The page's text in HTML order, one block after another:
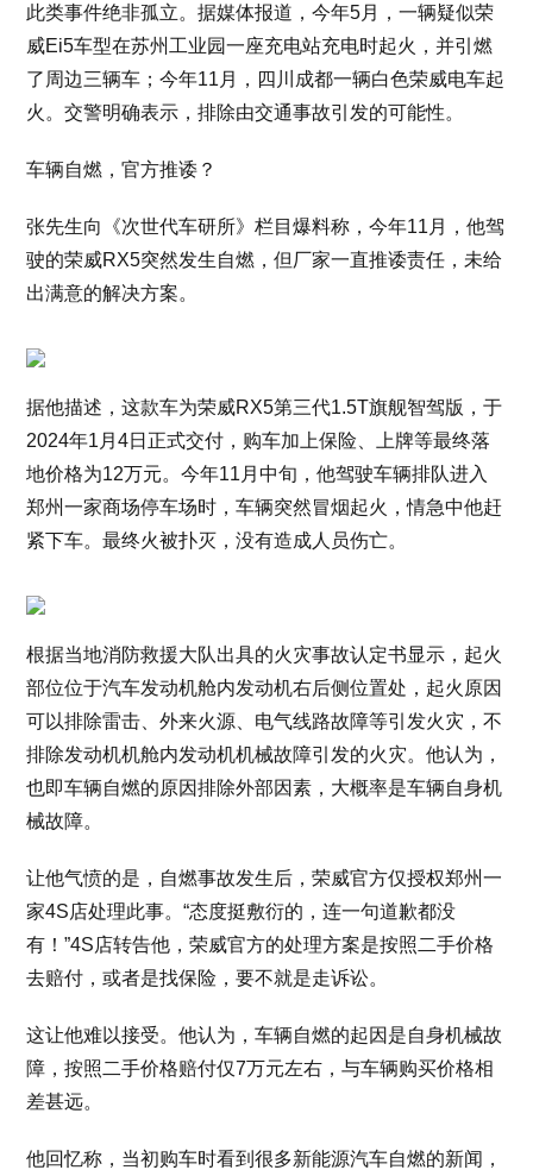
此类事件绝非孤立。据媒体报道，今年5月，一辆疑似荣
威Ei5车型在苏州工业园一座充电站充电时起火，并引燃
了周边三辆车；今年11月，四川成都一辆白色荣威电车起
火。交警明确表示，排除由交通事故引发的可能性。
车辆自燃，官方推诿？
张先生向《次世代车研所》栏目爆料称，今年11月，他驾
驶的荣威RX5突然发生自燃，但厂家一直推诿责任，未给
出满意的解决方案。
据他描述，这款车为荣威RX5第三代1.5T旗舰智驾版，于
2024年1月4日正式交付，购车加上保险、上牌等最终落
地价格为12万元。今年11月中旬，他驾驶车辆排队进入
郑州一家商场停车场时，车辆突然冒烟起火，情急中他赶
紧下车。最终火被扑灭，没有造成人员伤亡。
根据当地消防救援大队出具的火灾事故认定书显示，起火
部位位于汽车发动机舱内发动机右后侧位置处，起火原因
可以排除雷击、外来火源、电气线路故障等引发火灾，不
排除发动机机舱内发动机机械故障引发的火灾。他认为，
也即车辆自燃的原因排除外部因素，大概率是车辆自身机
械故障。
让他气愤的是，自燃事故发生后，荣威官方仅授权郑州一
家4S店处理此事。“态度挺敷衍的，连一句道歉都没
有！”4S店转告他，荣威官方的处理方案是按照二手价格
去赔付，或者是找保险，要不就是走诉讼。
这让他难以接受。他认为，车辆自燃的起因是自身机械故
障，按照二手价格赔付仅7万元左右，与车辆购买价格相
差甚远。
他回忆称，当初购车时看到很多新能源汽车自燃的新闻，